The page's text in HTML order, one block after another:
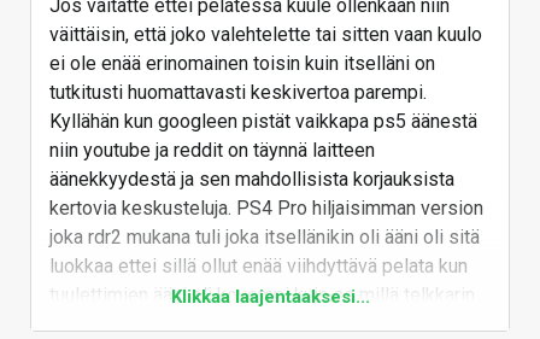
Jos väitätte ettei pelatessa kuule ollenkaan niin
väittäisin, että joko valehtelette tai sitten vaan kuulo
ei ole enää erinomainen toisin kuin itselläni on
tutkitusti huomattavasti keskivertoa parempi.
Kyllähän kun googleen pistät vaikkapa ps5 äänestä
niin youtube ja reddit on täynnä laitteen
äänekkyydestä ja sen mahdollisista korjauksista
kertovia keskusteluja. PS4 Pro hiljaisimman version
joka rdr2 mukana tuli joka itsellänikin oli ääni oli sitä
luokkaa ettei sillä ollut enää viihdyttävä pelata kun
tuulettimien ääni oli kovempi kuin se millä telkkarin
Klikkaa laajentaaksesi...